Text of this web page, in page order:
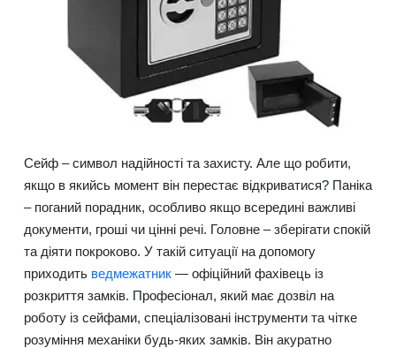
Сейф – символ надійності та захисту. Але що робити,
якщо в якийсь момент він перестає відкриватися? Паніка
– поганий порадник, особливо якщо всередині важливі
документи, гроші чи цінні речі. Головне – зберігати спокій
та діяти покроково. У такій ситуації на допомогу
приходить ведмежатник — офіційний фахівець із
розкриття замків. Професіонал, який має дозвіл на
роботу із сейфами, спеціалізовані інструменти та чітке
розуміння механіки будь-яких замків. Він акуратно